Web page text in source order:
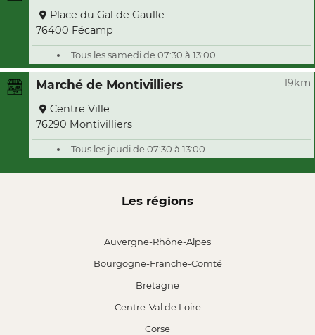
Place du Gal de Gaulle
76400 Fécamp
Tous les samedi de 07:30 à 13:00
Marché de Montivilliers 19km
Centre Ville
76290 Montivilliers
Tous les jeudi de 07:30 à 13:00
Les régions
Auvergne-Rhône-Alpes
Bourgogne-Franche-Comté
Bretagne
Centre-Val de Loire
Corse